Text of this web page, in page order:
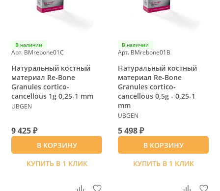
В наличии
Арт. BMrebone01C
Натуральный костный
материал Re-Bone
Granules cortico-
cancellous 1g 0,25-1 mm
UBGEN
9 425 ₽
В КОРЗИНУ
КУПИТЬ В 1 КЛИК
В наличии
Арт. BMrebone01B
Натуральный костный
материал Re-Bone
Granules cortico-
cancellous 0,5g - 0,25-1
mm
UBGEN
5 498 ₽
В КОРЗИНУ
КУПИТЬ В 1 КЛИК